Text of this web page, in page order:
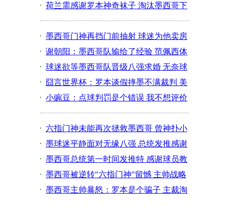
们“吹”回家的
荷兰需感谢罗本神奇袜子 淘汰墨西哥下
轮恐出局
墨西哥门神再挡门前抽射 球迷为他卖房
卖妻卖儿
谢朝阳：墨西哥队输给了经验 范佩西体
能不太好
球迷欲等墨西哥队晋级八强求婚 无奈球
队被逆转
囧言世界杯：罗本谈假摔墨不满裁判 美
豪言决赛
小豌豆：点球判罚是个错误 我不想评价
教练安排
六指门神未能再次拯救墨西哥 曾神扑小
飞侠推射
墨球迷平静面对无缘八强 总统发推感谢
球员付出
墨西哥总统第一时间发推特 感谢球员教
练的奉献
墨西哥被逆转"六指门神"留憾 主帅战略
保守遭疑
墨西哥主帅暴怒：罗本是个骗子 主裁淘